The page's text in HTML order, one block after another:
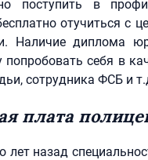
поступить в
отучиться с
Наличие диплома
попробовать себя в
сотрудника ФСБ и
плата
лет назад